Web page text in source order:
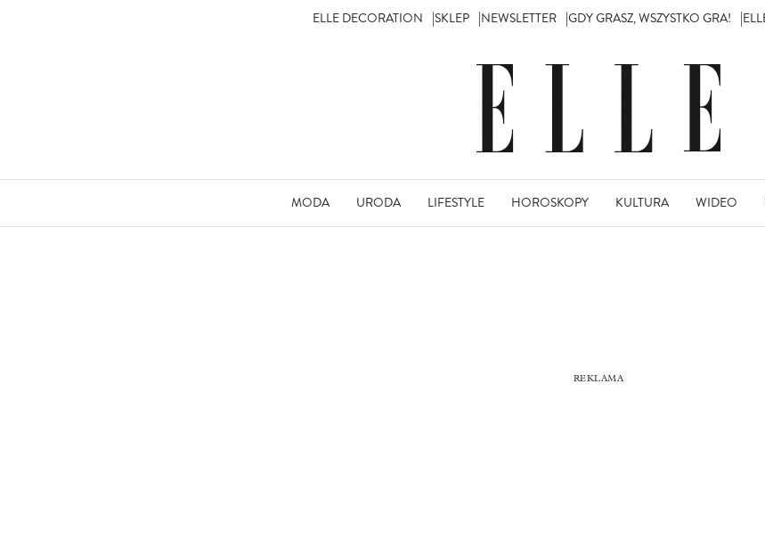
ELLE DECORATION SKLEP NEWSLETTER GDY GRASZ, WSZYSTKO GRA!
MODA URODA LIFESTYLE HOROSKOPY KULTURA WIDEO